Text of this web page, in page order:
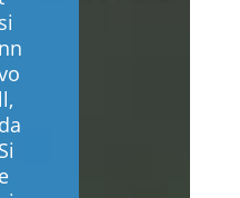
si
nn
ll,
da
Si
e